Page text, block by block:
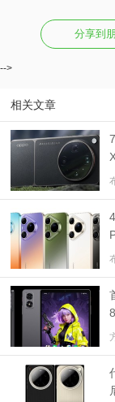
分享到
-->
相关文章